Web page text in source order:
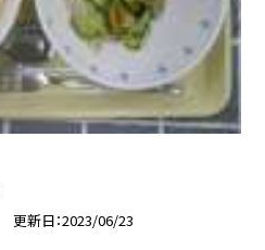
更新日 2023/06/23